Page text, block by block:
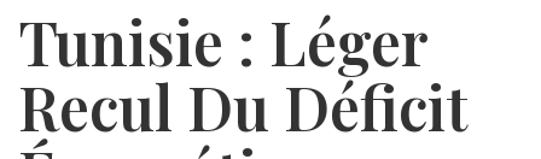
Tunisie : Léger
Recul Du Déficit